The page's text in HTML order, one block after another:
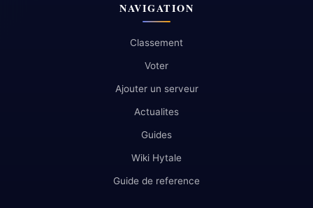
NAVIGATION
Classement
Voter
Ajouter un serveur
Actualites
Guides
Wiki Hytale
Guide de reference